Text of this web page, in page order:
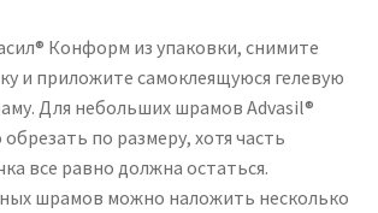
Конформ из упаковки, снимите
и приложите самоклеящуюся гелевую
Для небольших шрамов Advasil®
по размеру, хотя часть
все равно должна остаться.
шрамов можно наложить несколько